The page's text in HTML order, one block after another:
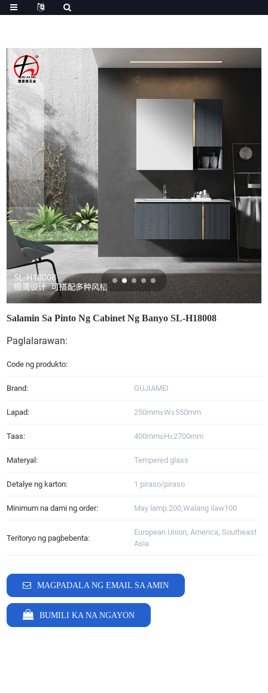
Salamin Sa Pinto Ng Cabinet Ng Banyo SL-H18008
Paglalarawan:
Code ng produkto:
Brand: GUJIAMEI
Lapad: 250mm≤W≤550mm
Taas: 400mm≤H≤2700mm
Materyal: Tempered glass
Detalye ng karton: 1 piraso/piraso
Minimum na dami ng order: May lamp:200,Walang ilaw100
Teritoryo ng pagbebenta:
European Union, America, Southeast
Asia
MAGPADALA NG EMAIL SA AMIN
BUMILI KA NA NGAYON